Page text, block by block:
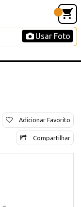
Usar Foto
Adicionar Favorito
Compartilhar